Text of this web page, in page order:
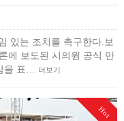
있는 조치를 촉구한다.보
에 보도된 시의원 공식 만
을 표… 더보기
Hot